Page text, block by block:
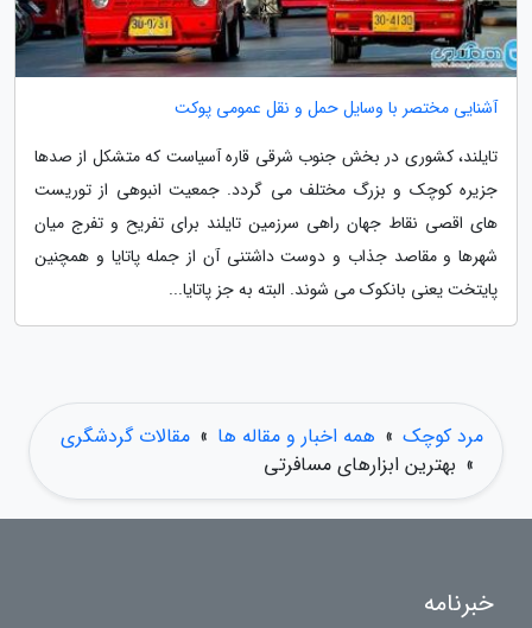
آشنایی مختصر با وسایل حمل و نقل عمومی پوکت
تایلند، کشوری در بخش جنوب شرقی قاره آسیاست که متشکل از صدها
جزیره کوچک و بزرگ مختلف می گردد. جمعیت انبوهی از توریست
های اقصی نقاط جهان راهی سرزمین تایلند برای تفریح و تفرج میان
شهرها و مقاصد جذاب و دوست داشتنی آن از جمله پاتایا و همچنین
پایتخت یعنی بانکوک می شوند. البته به جز پاتایا...
مرد کوچک » همه اخبار و مقاله ها » مقالات گردشگری
» بهترین ابزارهای مسافرتی
خبرنامه